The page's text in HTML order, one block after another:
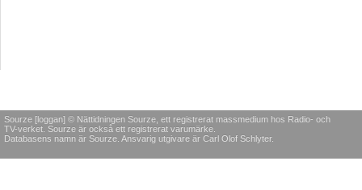
Sourze [loggan] © Nättidningen Sourze, ett registrerat massmedium hos Radio- och
TV-verket. Sourze är också ett registrerat varumärke.
Databasens namn är Sourze. Ansvarig utgivare är Carl Olof Schlyter.